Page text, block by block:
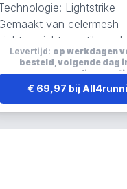
Lightstrike
van celermesh
Lichtgewicht, ventilerend
ademend
Levertijd: op werkdagen
besteld, volgende dag
verzending:
€ 69,97 bij